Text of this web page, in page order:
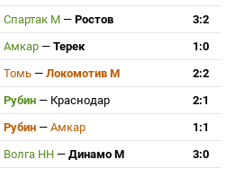
Спартак М — Ростов
3:2
Амкар — Терек
1:0
Томь — Локомотив М
2:2
Рубин — Краснодар
2:1
Рубин — Амкар
1:1
Волга НН — Динамо М 3:0